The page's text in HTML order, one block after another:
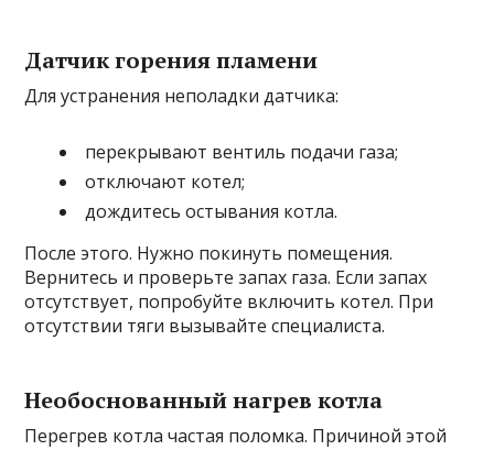
Датчик горения пламени
Для устранения неполадки датчика:
перекрывают вентиль подачи газа;
отключают котел;
дождитесь остывания котла.
После этого. Нужно покинуть помещения.
Вернитесь и проверьте запах газа. Если запах
отсутствует, попробуйте включить котел. При
отсутствии тяги вызывайте специалиста.
Необоснованный нагрев котла
Перегрев котла частая поломка. Причиной этой